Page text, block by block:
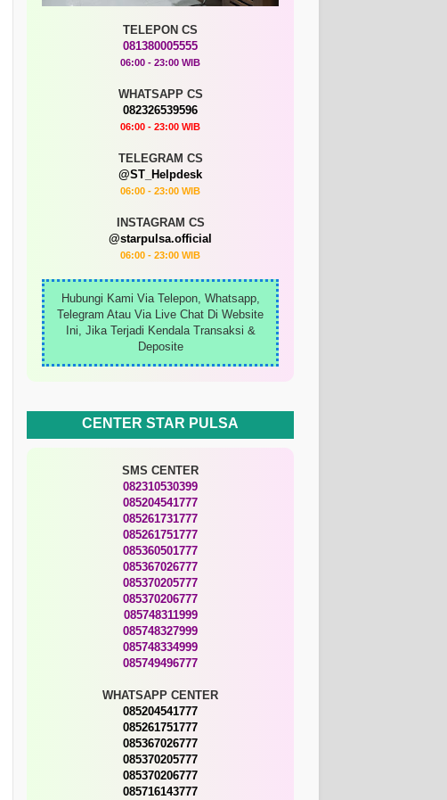
TELEPON CS
081380005555
06:00 - 23:00 WIB
WHATSAPP CS
082326539596
06:00 - 23:00 WIB
TELEGRAM CS
@ST_Helpdesk
06:00 - 23:00 WIB
INSTAGRAM CS
@starpulsa.official
06:00 - 23:00 WIB
Hubungi Kami Via Telepon, Whatsapp,
Telegram Atau Via Live Chat Di Website
Ini, Jika Terjadi Kendala Transaksi &
Deposite
CENTER STAR PULSA
SMS CENTER
082310530399
085204541777
085261731777
085261751777
085360501777
085367026777
085370205777
085370206777
085748311999
085748327999
085748334999
085749496777
WHATSAPP CENTER
085204541777
085261751777
085367026777
085370205777
085370206777
085716143777